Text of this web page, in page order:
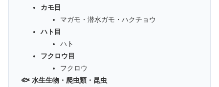
カモ目
マガモ・潜水ガモ・ハクチョウ
ハト目
ハト
フクロウ目
フクロウ
🐟 水生生物・爬虫類・昆虫